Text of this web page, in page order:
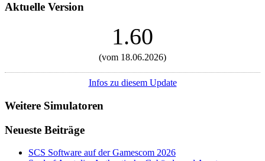
Aktuelle Version
1.60
(vom 18.06.2026)
Infos zu diesem Update
Weitere Simulatoren
Neueste Beiträge
SCS Software auf der Gamescom 2026